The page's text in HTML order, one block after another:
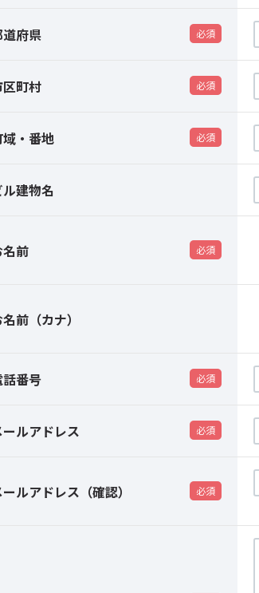
府県
町村
域・番地
ル建物名
名前
前（カナ）
話番号
ールアドレス
ールアドレス（確認）